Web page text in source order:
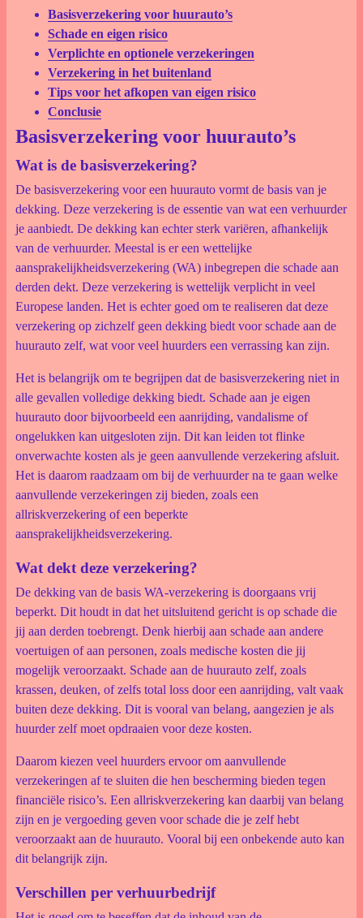
Basisverzekering voor huurauto’s
Schade en eigen risico
Verplichte en optionele verzekeringen
Verzekering in het buitenland
Tips voor het afkopen van eigen risico
Conclusie
Basisverzekering voor huurauto’s
Wat is de basisverzekering?
De basisverzekering voor een huurauto vormt de basis van je
dekking. Deze verzekering is de essentie van wat een verhuurder
je aanbiedt. De dekking kan echter sterk variëren, afhankelijk
van de verhuurder. Meestal is er een wettelijke
aansprakelijkheidsverzekering (WA) inbegrepen die schade aan
derden dekt. Deze verzekering is wettelijk verplicht in veel
Europese landen. Het is echter goed om te realiseren dat deze
verzekering op zichzelf geen dekking biedt voor schade aan de
huurauto zelf, wat voor veel huurders een verrassing kan zijn.
Het is belangrijk om te begrijpen dat de basisverzekering niet in
alle gevallen volledige dekking biedt. Schade aan je eigen
huurauto door bijvoorbeeld een aanrijding, vandalisme of
ongelukken kan uitgesloten zijn. Dit kan leiden tot flinke
onverwachte kosten als je geen aanvullende verzekering afsluit.
Het is daarom raadzaam om bij de verhuurder na te gaan welke
aanvullende verzekeringen zij bieden, zoals een
allriskverzekering of een beperkte
aansprakelijkheidsverzekering.
Wat dekt deze verzekering?
De dekking van de basis WA-verzekering is doorgaans vrij
beperkt. Dit houdt in dat het uitsluitend gericht is op schade die
jij aan derden toebrengt. Denk hierbij aan schade aan andere
voertuigen of aan personen, zoals medische kosten die jij
mogelijk veroorzaakt. Schade aan de huurauto zelf, zoals
krassen, deuken, of zelfs total loss door een aanrijding, valt vaak
buiten deze dekking. Dit is vooral van belang, aangezien je als
huurder zelf moet opdraaien voor deze kosten.
Daarom kiezen veel huurders ervoor om aanvullende
verzekeringen af te sluiten die hen bescherming bieden tegen
financiële risico’s. Een allriskverzekering kan daarbij van belang
zijn en je vergoeding geven voor schade die je zelf hebt
veroorzaakt aan de huurauto. Vooral bij een onbekende auto kan
dit belangrijk zijn.
Verschillen per verhuurbedrijf